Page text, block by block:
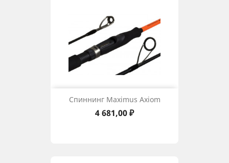
Спиннинг Maximus Axiom
Цена
4 681,00 ₽